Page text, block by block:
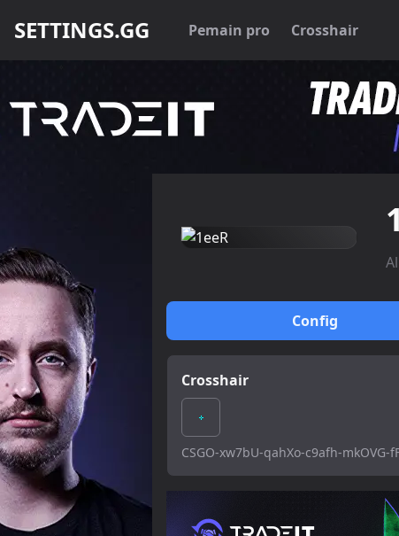
SETTINGS.GG Pemain pro Crosshair
Config
Crosshair
CSGO-xw7bU-qahXo-c9afh-mkOVG-